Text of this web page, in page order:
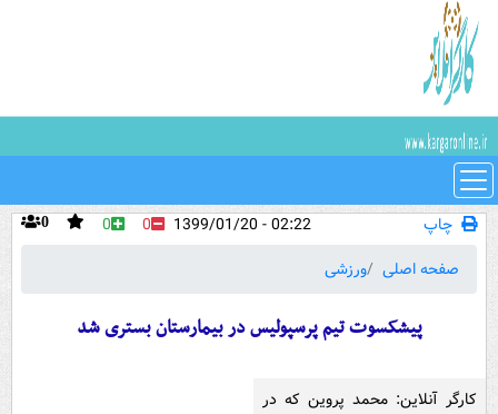
چاپ 0 0 0
02:22 - 1399/01/20
صفحه اصلی
ورزشی
پیشکسوت تیم پرسپولیس در بیمارستان بستری شد
کارگر آنلاین: محمد پروین که در